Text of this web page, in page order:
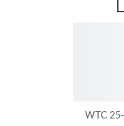
پاکستان 2023-25 ​​WTC